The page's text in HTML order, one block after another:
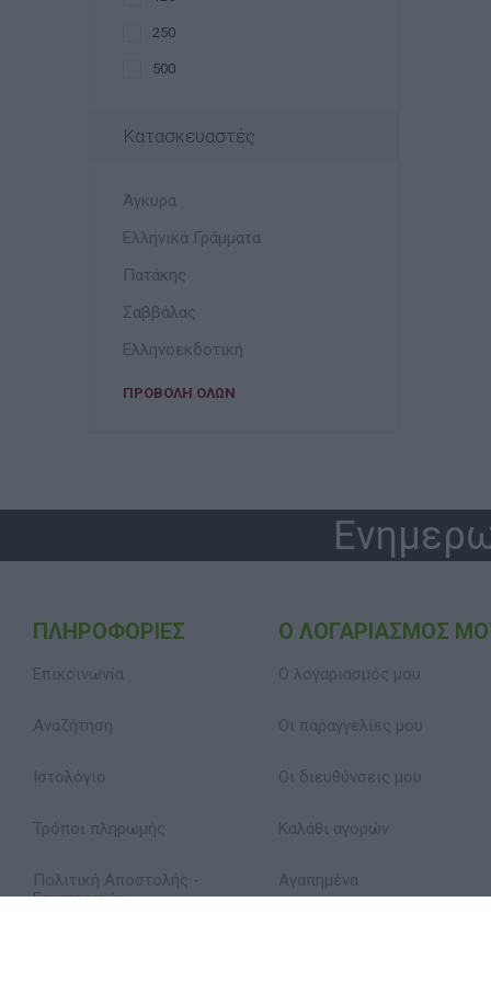
250
500
Κατασκευαστές
Άγκυρα
Ελληνικά Γράμματα
Πατάκης
Σαββάλας
Ελληνοεκδοτική
ΠΡΟΒΟΛΉ ΌΛΩΝ
ΠΛΗΡΟΦΟΡΊΕΣ
Επικοινωνία
Αναζήτηση
Ιστολόγιο
Τρόποι πληρωμής
Πολιτική Αποστολής -
Επιστροφών
Ο ΛΟΓΑΡΙΑΣΜΌΣ
Ο λογαριασμός μου
Οι παραγγελίες μου
Οι διευθύνσεις μου
Καλάθι αγορών
Αγαπημένα